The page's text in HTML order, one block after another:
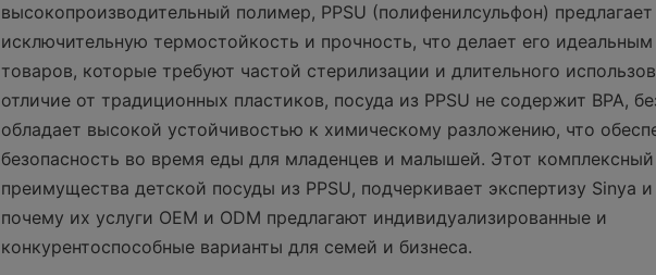
высокопроизводительный полимер, PPSU (полифенилсульфон) предлагает
исключительную термостойкость и прочность, что делает его
товаров, которые требуют частой стерилизации и длительного
отличие от традиционных пластиков, посуда из PPSU не содержит BPA,
обладает высокой устойчивостью к химическому разложению, что
безопасность во время еды для младенцев и малышей. Этот комплексный
преимущества детской посуды из PPSU, подчеркивает экспертизу Sinya и
почему их услуги OEM и ODM предлагают индивидуализированные и
конкурентоспособные варианты для семей и бизнеса.